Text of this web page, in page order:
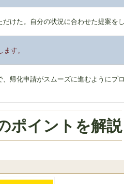
けた。自分の状況に合わせた提案をし
す。
帰化申請がスムーズに進むようにプ
ポイントを解説